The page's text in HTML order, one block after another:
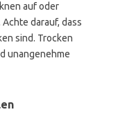
auf oder
darauf, dass
sind. Trocken
unangenehme